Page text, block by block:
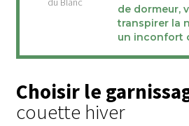
de dormeur,
transpirer la
un inconfort
Choisir le
couette hiver